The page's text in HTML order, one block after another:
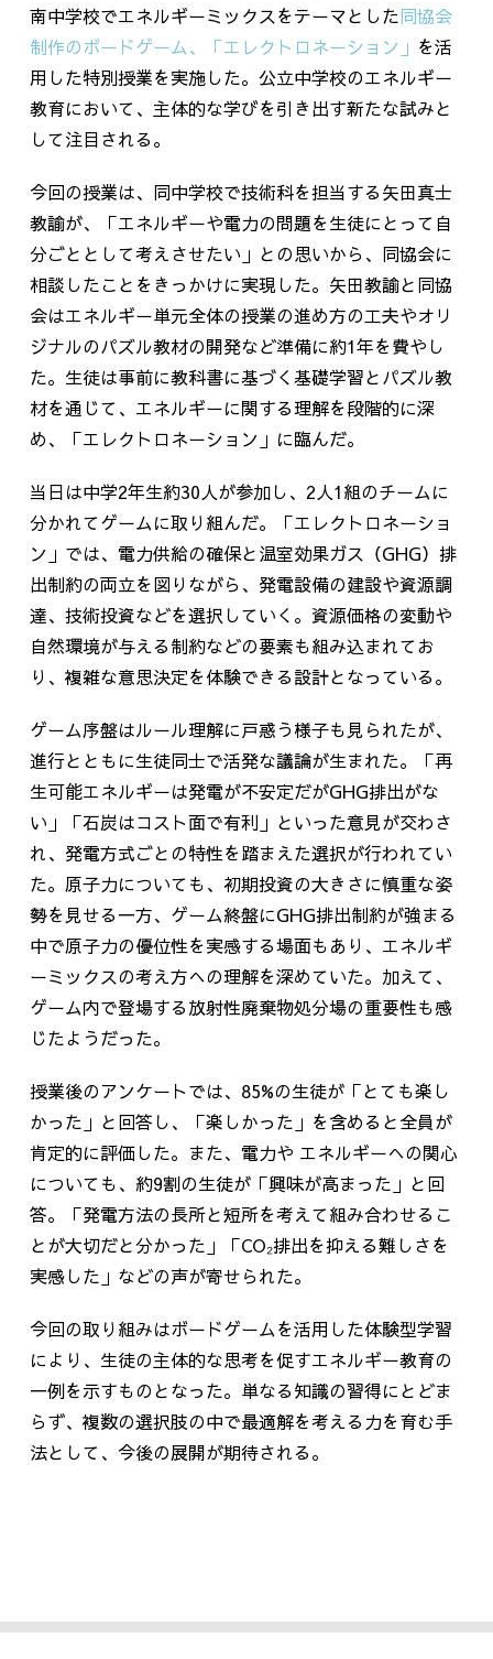
南中学校でエネルギーミックスをテーマとした同協会
制作のボードゲーム、「エレクトロネーション」 を活
用した特別授業を実施した。公立中学校のエネルギー
教育において、主体的な学びを引き出す新たな試みと
して注目される。
今回の授業は、同中学校で技術科を担当する矢田真士
教諭が、「エネルギーや電力の問題を生徒にとって自
分ごととして考えさせたい」との思いから、同協会に
相談したことをきっかけに実現した。 矢田教諭と同協
会はエネルギー単元全体の授業の進め方の工夫やオリ
ジナルのパズル教材の開発など準備に約1年を費やし
た。 生徒は事前に教科書に基づく基礎学習とパズル教
材を通じて、エネルギーに関する理解を段階的に深
め、「エレクトロネーション」に臨んだ。
当日は中学2年生約30人が参加し、 2人1組のチームに
分かれてゲームに取り組んだ。「エレクトロネーショ
ン」では、電力供給の確保と温室効果ガス（GHG）排
出制約の両立を図りながら、発電設備の建設や資源調
達、技術投資などを選択していく。資源価格の変動や
自然環境が与える制約などの要素も組み込まれてお
り、複雑な意思決定を体験できる設計となっている。
ゲーム序盤はルール理解に戸惑う様子も見られたが、
進行とともに生徒同士で活発な議論が生まれた。「再
生可能エネルギーは発電が不安定だがGHG排出がな
い」「石炭はコスト面で有利」といった意見が交わさ
れ、発電方式ごとの特性を踏まえた選択が行われてい
た。原子力についても、初期投資の大きさに慎重な姿
勢を見せる一方、ゲーム終盤にGHG排出制約が強まる
中で原子力の優位性を実感する場面もあり、エネルギ
ーミックスの考え方への理解を深めていた。加えて、
ゲーム内で登場する放射性廃棄物処分場の重要性も感
じたようだった。
授業後のアンケートでは、 85%の生徒が「とても楽し
かった」と回答し、「楽しかった」を含めると全員が
肯定的に評価した。また、電力や エネルギーへの関心
についても、約9割の生徒が「興味が高まった」と回
答。「発電方法の長所と短所を考えて組み合わせるこ
とが大切だと分かった」「CO₂排出を抑える難しさを
実感した」などの声が寄せられた。
今回の取り組みはボードゲームを活用した体験型学習
により、生徒の主体的な思考を促すエネルギー教育の
一例を示すものとなった。 単なる知識の習得にとどま
らず、複数の選択肢の中で最適解を考える力を育む手
法として、今後の展開が期待される。